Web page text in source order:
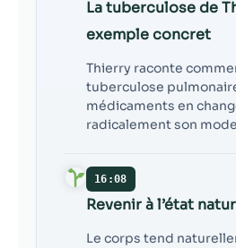
La tuberculose de
exemple concret
Thierry raconte
tuberculose
médicaments en
radicalement son
16:08
Revenir à l’état
Le corps tend